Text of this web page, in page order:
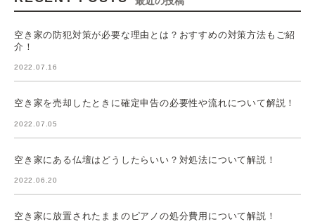
空き家の防犯対策が必要な理由とは？おすすめの対策方法もご紹
介！
2022.07.16
空き家を売却したときに確定申告の必要性や流れについて解説！
2022.07.05
空き家にある仏壇はどうしたらいい？対処法について解説！
2022.06.20
空き家に放置されたままのピアノの処分費用について解説！